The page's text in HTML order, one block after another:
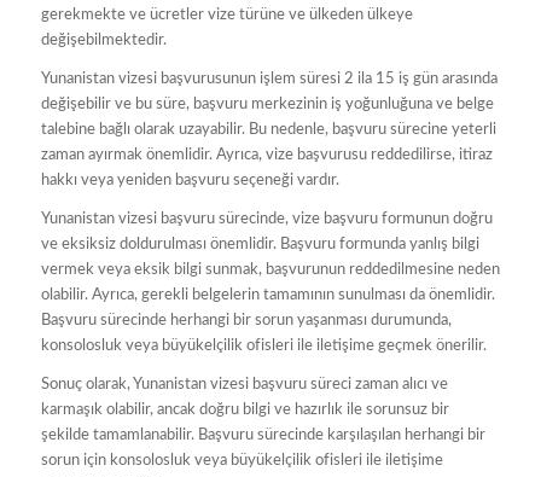
gerekmekte ve ücretler vize türüne ve ülkeden ülkeye
değişebilmektedir.
Yunanistan vizesi başvurusunun işlem süresi 2 ila 15 iş gün arasında
değişebilir ve bu süre, başvuru merkezinin iş yoğunluğuna ve belge
talebine bağlı olarak uzayabilir. Bu nedenle, başvuru sürecine yeterli
zaman ayırmak önemlidir. Ayrıca, vize başvurusu reddedilirse, itiraz
hakkı veya yeniden başvuru seçeneği vardır.
Yunanistan vizesi başvuru sürecinde, vize başvuru formunun doğru
ve eksiksiz doldurulması önemlidir. Başvuru formunda yanlış bilgi
vermek veya eksik bilgi sunmak, başvurunun reddedilmesine neden
olabilir. Ayrıca, gerekli belgelerin tamamının sunulması da önemlidir.
Başvuru sürecinde herhangi bir sorun yaşanması durumunda,
konsolosluk veya büyükelçilik ofisleri ile iletişime geçmek önerilir.
Sonuç olarak, Yunanistan vizesi başvuru süreci zaman alıcı ve
karmaşık olabilir, ancak doğru bilgi ve hazırlık ile sorunsuz bir
şekilde tamamlanabilir. Başvuru sürecinde karşılaşılan herhangi bir
sorun için konsolosluk veya büyükelçilik ofisleri ile iletişime